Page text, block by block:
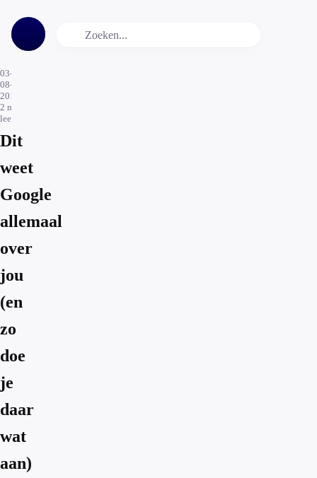
03-
08-
2015
2 min.
leestijd
Dit
weet
Google
allemaal
over
jou
(en
zo
doe
je
daar
wat
aan)